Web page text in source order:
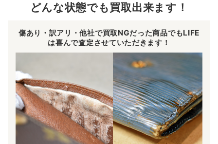
どんな状態でも買取出来ます！
傷あり・訳アリ・他社で買取NGだった商品でもLIFE
は喜んで査定させていただきます！